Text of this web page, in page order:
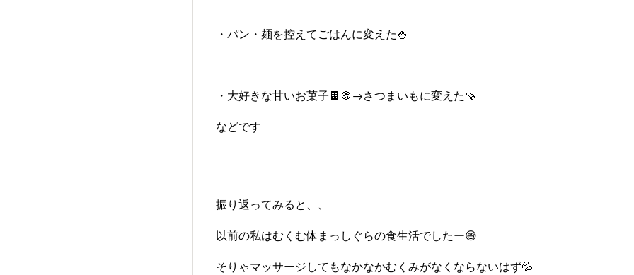
・パン・麺を控えてごはんに変えた🍚
・大好きな甘いお菓子🍫🍪→さつまいもに変えた🍠
などです
振り返ってみると、、
以前の私はむくむ体まっしぐらの食生活でしたー😅
そりゃマッサージしてもなかなかむくみがなくならないはず💦